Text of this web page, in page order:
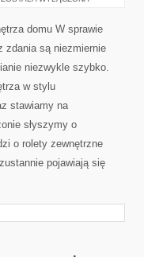
ROLETY
SĄ
ISTOTNYM
WYSTROJU
domu W sprawie
zdania są niezmiernie
niezwykle szybko.
w stylu
stawiamy na
słyszymy o
o rolety zewnętrzne
pojawiają się